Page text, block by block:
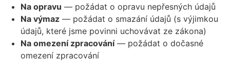
Na opravu — požádat o opravu nepřesných údajů
Na výmaz — požádat o smazání údajů (s výjimkou
údajů, které jsme povinni uchovávat ze zákona)
Na omezení zpracování— požádat o dočasné
omezení zpracování